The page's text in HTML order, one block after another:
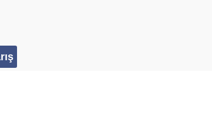
fərqlənir)